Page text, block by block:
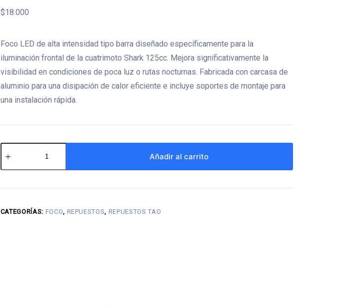
$18.000
Foco LED de alta intensidad tipo barra diseñado específicamente para la
iluminación frontal de la cuatrimoto Shark 125cc. Mejora significativamente la
visibilidad en condiciones de poca luz o rutas nocturnas. Fabricada con carcasa de
aluminio para una disipación de calor eficiente e incluye soportes de montaje para
una instalación rápida.
LED
Shark
cantidad
Añadir al carrito
CATEGORÍAS: FOCO, REPUESTOS, REPUESTOS TAO